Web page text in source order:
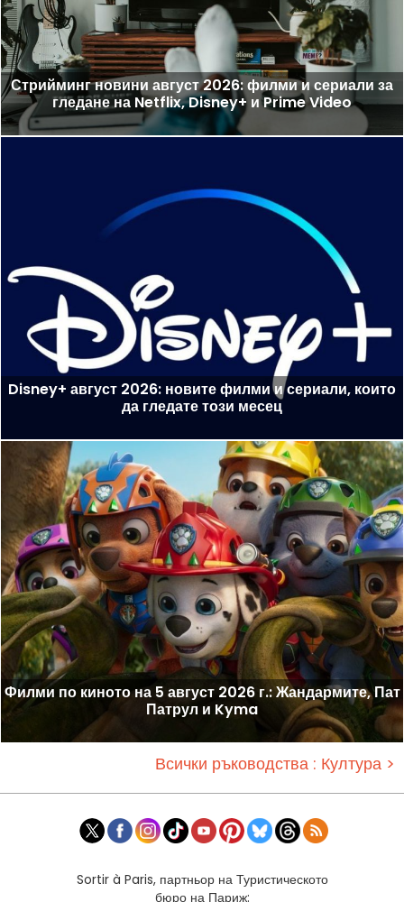
Стрийминг новини август 2026: филми и сериали за
гледане на Netflix, Disney+ и Prime Video
Disney+ август 2026: новите филми и сериали, които
да гледате този месец
Филми по киното на 5 август 2026 г.: Жандармите, Пат
Патрул и Kyma
Всички ръководства : Култура >
Sortir à Paris, партньор на Туристическото
бюро на Париж: